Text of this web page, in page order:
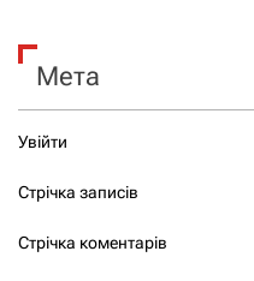
Мета
Увійти
Стрічка записів
Стрічка коментарів